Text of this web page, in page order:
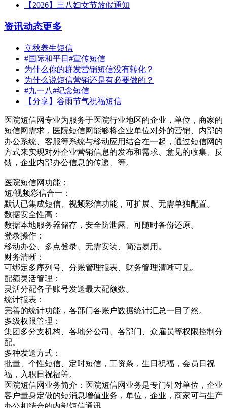
【2026】三八妇女节放假通知
资讯动态更多
立秋养生短信
#国际和平日#宣传短信
为什么你的群发营销短信没有转化？
为什么说短信营销还是有必要做的？
#九一八#纪念短信
【分享】谷雨节气祝福短信
医院短信网专业为服务于医院行业地区的企业，单位，商家的
短信网需求，医院短信网能够将企业单位对外的营销、内部的
办公系统、客服等系统与移动应用结合在一起，通过短信网的
方式来实现对外企业营销信息的发布和需求、意见的收集、反
馈，企业内部办公信息的传递、等。
医院短信网功能：
短/视频彩信合一：
默认已集成短信、视频彩信功能，可扩展、无需单独配置。
数据安全性高：
数据本地服务器储存，安全防泄露、可随时备份还原。
登录操作：
移动办公、多点登录、无需安装、简洁易用。
财务清晰：
可绑定多序列号、分账管理报表、财务管理清晰可见。
配额灵活管理：
灵活分配各子账号发送最大配额数。
统计报表：
完善的统计功能，各部门各账户数据统计汇总一目了然。
多级权限管理：
集团多分支机构、各地分公司、各部门、众雇员等权限控制分
配。
多种发送方式：
批量、个性短信、定时短信，工资条，生日祝福，会员日祝
福，入职日祝福等。
医院短信网业务简介：医院短信网业务是专门针对单位，企业
客户量身定做的短消息增值业务，单位，企业，商家可与生产
办公相结合的内部短信通讯，